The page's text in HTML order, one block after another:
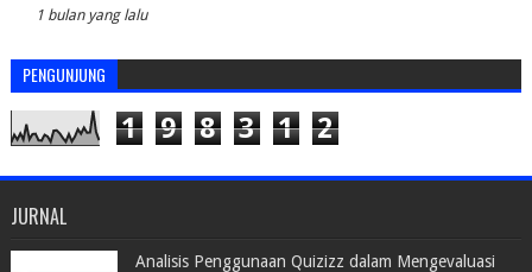
1 bulan yang lalu
PENGUNJUNG
1 9 8 3 1 2
JURNAL
Analisis Penggunaan Quizizz dalam Mengevaluasi